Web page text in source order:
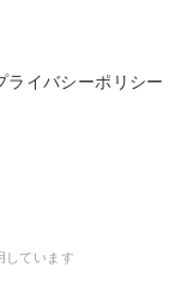
ライバシーポリシー
しています